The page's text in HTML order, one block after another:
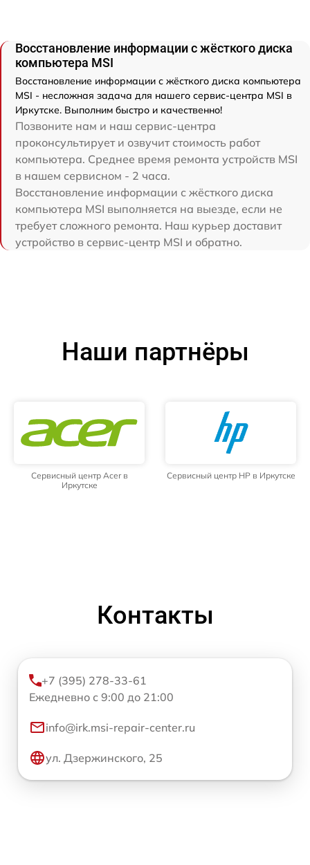
Восстановление информации с жёсткого диска
компьютера MSI
Восстановление информации с жёсткого диска компьютера
MSI - несложная задача для нашего сервис-центра MSI в
Иркутске. Выполним быстро и качественно!
Позвоните нам и наш сервис-центра
проконсультирует и озвучит стоимость работ
компьютера. Среднее время ремонта устройств MSI
в нашем сервисном - 2 часа.
Восстановление информации с жёсткого диска
компьютера MSI выполняется на выезде, если не
требует сложного ремонта. Наш курьер доставит
устройство в сервис-центр MSI и обратно.
Наши партнёры
Сервисный центр Acer в
Иркутске
Сервисный центр HP в Иркутске
Контакты
+7 (395) 278-33-61
Ежедневно с 9:00 до 21:00
info@irk.msi-repair-center.ru
ул. Дзержинского, 25